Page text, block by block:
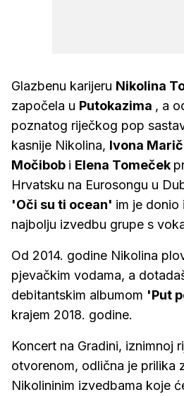
Glazbenu karijeru Nikolina
započela u Putokazima , a
poznatog riječkog pop
kasnije Nikolina, Ivona
Močibob i Elena Tomeček
Hrvatsku na Eurosongu u
'Oči su ti ocean' im je donio
najbolju izvedbu grupe s
Od 2014. godine Nikolina
pjevačkim vodama, a
debitantskim albumom 'Put
krajem 2018. godine.
Koncert na Gradini, iznimnoj
otvorenom, odlična je prilika
Nikolininim izvedbama koje